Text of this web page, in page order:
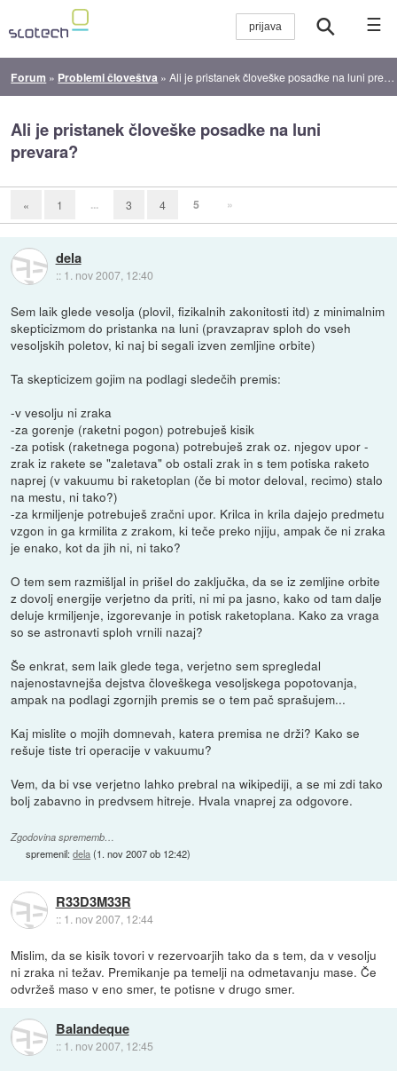
☰
Forum » Problemi človeštva »Ali je pristanek človeške posadke na luni prevara?
Ali je pristanek človeške posadke na luni
prevara?
« 1 ... 3 4 5 »
dela
:: 1. nov 2007, 12:40
Sem laik glede vesolja (plovil, fizikalnih zakonitosti itd) z minimalnim
skepticizmom do pristanka na luni (pravzaprav sploh do vseh
vesoljskih poletov, ki naj bi segali izven zemljine orbite)
Ta skepticizem gojim na podlagi sledečih premis:
-v vesolju ni zraka
-za gorenje (raketni pogon) potrebuješ kisik
-za potisk (raketnega pogona) potrebuješ zrak oz. njegov upor -
zrak iz rakete se "zaletava" ob ostali zrak in s tem potiska raketo
naprej (v vakuumu bi raketoplan (če bi motor deloval, recimo) stalo
na mestu, ni tako?)
-za krmiljenje potrebuješ zračni upor. Krilca in krila dajejo predmetu
vzgon in ga krmilita z zrakom, ki teče preko njiju, ampak če ni zraka
je enako, kot da jih ni, ni tako?
O tem sem razmišljal in prišel do zaključka, da se iz zemljine orbite
z dovolj energije verjetno da priti, ni mi pa jasno, kako od tam dalje
deluje krmiljenje, izgorevanje in potisk raketoplana. Kako za vraga
so se astronavti sploh vrnili nazaj?
Še enkrat, sem laik glede tega, verjetno sem spregledal
najenostavnejša dejstva človeškega vesoljskega popotovanja,
ampak na podlagi zgornjih premis se o tem pač sprašujem...
Kaj mislite o mojih domnevah, katera premisa ne drži? Kako se
rešuje tiste tri operacije v vakuumu?
Vem, da bi vse verjetno lahko prebral na wikipediji, a se mi zdi tako
bolj zabavno in predvsem hitreje. Hvala vnaprej za odgovore.
Zgodovina sprememb…
spremenil:dela(1. nov 2007 ob 12:42)
R33D3M33R
:: 1. nov 2007, 12:44
Mislim, da se kisik tovori v rezervoarjih tako da s tem, da v vesolju
ni zraka ni težav. Premikanje pa temelji na odmetavanju mase. Če
odvržeš maso v eno smer, te potisne v drugo smer.
Balandeque
:: 1. nov 2007, 12:45